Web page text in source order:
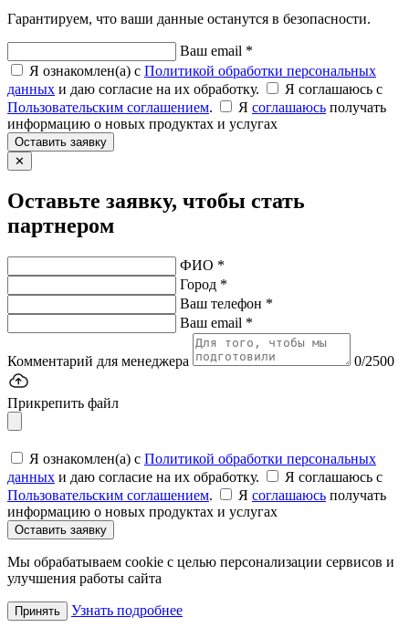
Гарантируем, что ваши данные останутся в безопасности.
Ваш email *
Я ознакомлен(а) с Политикой обработки персональных
данных и даю согласие на их обработку.
Я соглашаюсь c
Пользовательским соглашением. Я соглашаюсь получать
информацию о новых продуктах и услугах
Оставить заявку
✕
Оставьте заявку, чтобы стать
партнером
ФИО *
Город *
Ваш телефон *
Ваш email *
Комментарий для менеджера 0/2500
Прикрепить файл
Я ознакомлен(а) с Политикой обработки персональных
данных и даю согласие на их обработку.
Я соглашаюсь c
Пользовательским соглашением. Я соглашаюсь получать
информацию о новых продуктах и услугах
Оставить заявку
Мы обрабатываем cookie с целью персонализации сервисов и
улучшения работы сайта
Принять Узнать подробнее